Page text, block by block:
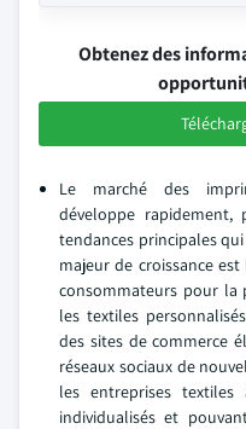
Obtenez des
Le marché des
développe
tendances principales
majeur de croissance
consommateurs pour
les textiles
des sites de commerce
réseaux sociaux de
les entreprises
individualisés et